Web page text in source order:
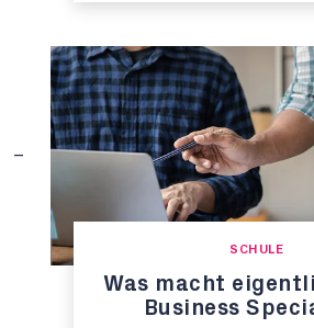
SCHULE
Was macht
Business